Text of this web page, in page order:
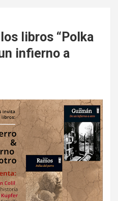
libros “Polka
infierno a